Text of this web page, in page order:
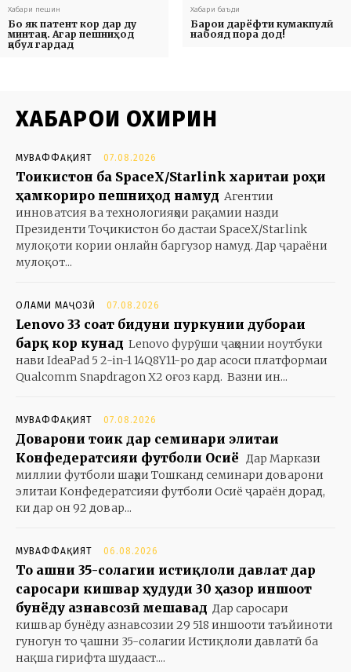
Хабари пешин
Бо як патент кор дар ду
минтақа. Агар пешниҳод
қабул гардад
Хабари баъди
Барои дарёфти кумакпулӣ
набояд пора дод!
ХАБАРҲОИ ОХИРИН
МУВАФФАҚИЯТ 07.08.2026
Тоҷикистон ба SpaceX/Starlink харитаи роҳи
ҳамкориро пешниҳод намуд Агентии
инноватсия ва технологияҳои рақамии назди
Президенти Тоҷикистон бо дастаи SpaceX/Starlink
мулоқоти кории онлайн баргузор намуд. Дар ҷараёни
мулоқот...
ОЛАМИ МАҶОЗӢ 07.08.2026
Lenovo 33 соат бидуни пуркунии дубораи
барқ кор кунад Lenovo фурӯши ҷаҳонии ноутбуки
нави IdeaPad 5 2-in-1 14Q8Y11-ро дар асоси платформаи
Qualcomm Snapdragon X2 оғоз кард. Вазни ин...
МУВАФФАҚИЯТ 07.08.2026
Доварони тоҷик дар семинари элитаи
Конфедератсияи футболи Осиё Дар Маркази
миллии футболи шаҳри Тошканд семинари доварони
элитаи Конфедератсияи футболи Осиё ҷараён дорад,
ки дар он 92 довар...
МУВАФФАҚИЯТ 06.08.2026
То ҷашни 35-солагии истиқлоли давлат дар
саросари кишвар ҳудуди 30 ҳазор иншоот
бунёду азнавсозӣ мешавад Дар саросари
кишвар бунёду азнавсозии 29 518 иншооти таъйиноти
гуногун то ҷашни 35-солагии Истиқлоли давлатӣ ба
нақша гирифта шудааст....